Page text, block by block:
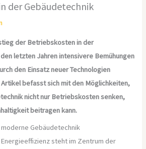
der Gebäudetechnik
der Betriebskosten in der
letzten Jahren intensivere Bemühungen
den Einsatz neuer Technologien
befasst sich mit den Möglichkeiten,
nicht nur Betriebskosten senken,
beitragen kann.
Gebäudetechnik
steht im Zentrum der